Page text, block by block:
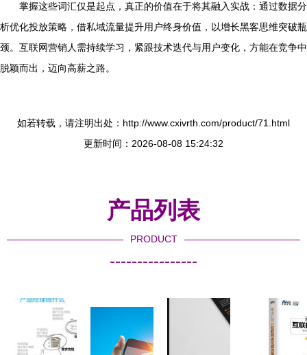
掌握这些词汇仅是起点，真正的价值在于将其融入实战：通过数据分
析优化投放策略，借私域流量提升用户终身价值，以增长黑客思维突破瓶
颈。互联网营销人需持续学习，紧跟技术迭代与用户变化，方能在竞争中
脱颖而出，迈向高薪之路。
如若转载，请注明出处：http://www.cxivrth.com/product/71.html
更新时间：2026-08-08 15:24:32
产品列表
PRODUCT
----------------